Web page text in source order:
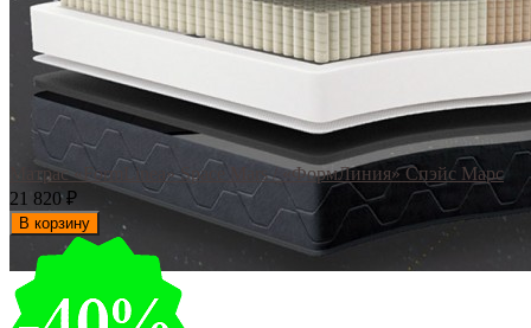
Матрас «FormLinea» Space Mars / «ФормЛиния» Спэйс Марс
21 820 ₽
В корзину